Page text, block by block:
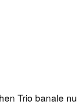
Trio banale